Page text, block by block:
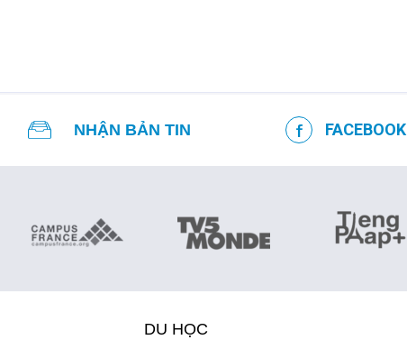
NHẬN BẢN TIN FACEBOOK
DU HỌC